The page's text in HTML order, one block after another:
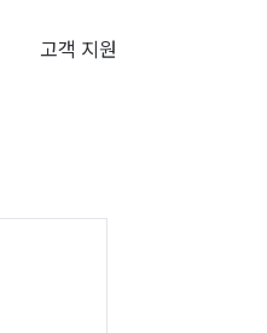
고객 지원